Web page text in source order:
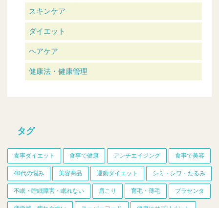
スキンケア
ダイエット
ヘアケア
健康法・健康管理
タグ
食事ダイエット 食事で健康 アンチエイジング 食事で美容
40代の悩み 美容商品 運動ダイエット シミ・シワ・たるみ
不眠・睡眠障害・眠れない 肩こり 育毛・薄毛 プラセンタ